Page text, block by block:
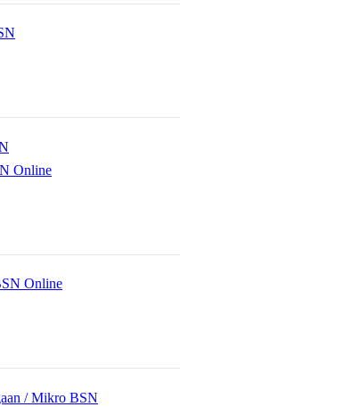
Online
Online
/ Mikro BSN